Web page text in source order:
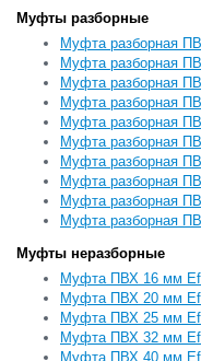
Муфты разборные
Муфта разборная
Муфта разборная
Муфта разборная
Муфта разборная
Муфта разборная
Муфта разборная
Муфта разборная
Муфта разборная
Муфта разборная
Муфта разборная
Муфты неразборные
Муфта ПВХ 16 мм
Муфта ПВХ 20 мм
Муфта ПВХ 25 мм
Муфта ПВХ 32 мм
Муфта ПВХ 40 мм